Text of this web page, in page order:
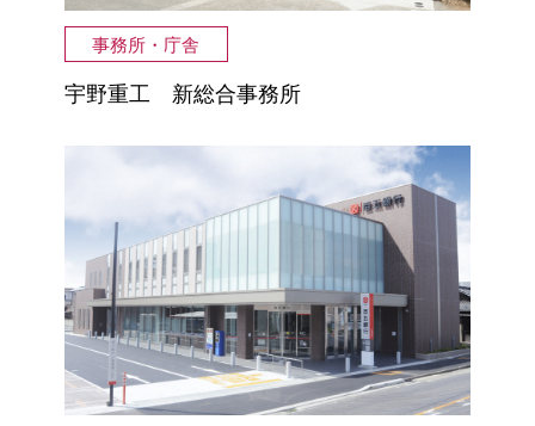
事務所・庁舎
宇野重工 新総合事務所